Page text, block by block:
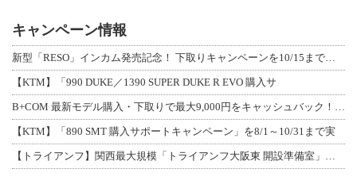
キャンペーン情報
新型「RESO」インカム発売記念！ 下取りキャンペーンを10/15まで延長して開
【KTM】「990 DUKE／1390 SUPER DUKE R EVO 購入サ
B+COM 最新モデル購入・下取りで最大9,000円をキャッシュバック！「B+F
【KTM】「890 SMT 購入サポートキャンペーン」を8/1～10/31まで実
【トライアンフ】関西最大規模「トライアンフ大阪東 開設準備室」がオープン！ 限定